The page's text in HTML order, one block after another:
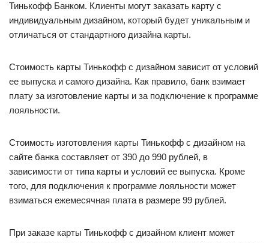
Тинькофф Банком. Клиенты могут заказать карту с
индивидуальным дизайном, который будет уникальным и
отличаться от стандартного дизайна карты.
Стоимость карты Тинькофф с дизайном зависит от условий
ее выпуска и самого дизайна. Как правило, банк взимает
плату за изготовление карты и за подключение к программе
лояльности.
Стоимость изготовления карты Тинькофф с дизайном на
сайте банка составляет от 390 до 990 рублей, в
зависимости от типа карты и условий ее выпуска. Кроме
того, для подключения к программе лояльности может
взиматься ежемесячная плата в размере 99 рублей.
При заказе карты Тинькофф с дизайном клиент может